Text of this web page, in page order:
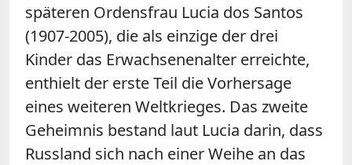
späteren Ordensfrau Lucia dos Santos
(1907-2005), die als einzige der drei
Kinder das Erwachsenenalter erreichte,
enthielt der erste Teil die Vorhersage
eines weiteren Weltkrieges. Das zweite
Geheimnis bestand laut Lucia darin, dass
Russland sich nach einer Weihe an das